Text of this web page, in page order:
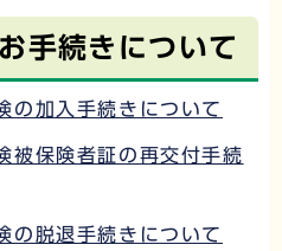
手続きについて
の加入手続きについて
被保険者証の再交付手続
の脱退手続きについて